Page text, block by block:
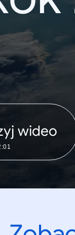
wideo